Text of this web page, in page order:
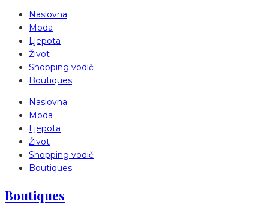
Naslovna
Moda
Ljepota
Život
Shopping vodič
Boutiques
Naslovna
Moda
Ljepota
Život
Shopping vodič
Boutiques
Boutiques